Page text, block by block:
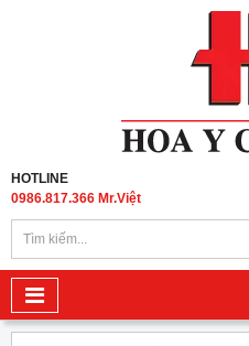
HOTLINE
0986.817.366 Mr.Việt